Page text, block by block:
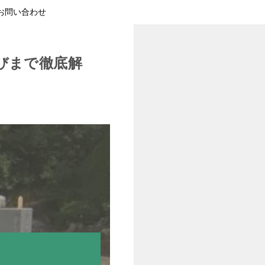
問い合わせ
まで徹底解